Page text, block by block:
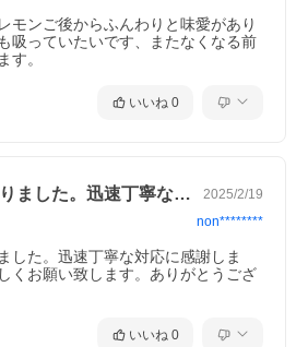
モンご後からふんわりと味愛があり
吸っていたいです、またなくなる前
す。
いいね 0
商品無事に受け取りました。迅速丁寧な対… 2025/2/19
non********
した。迅速丁寧な対応に感謝しま
くお願い致します。ありがとうござ
いいね 0